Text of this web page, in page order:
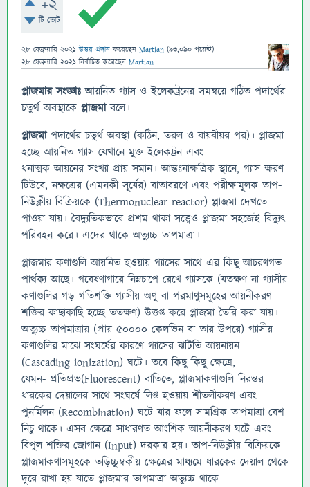
+2
টি ভোট
28 ফেব্রুয়ারি 2021 উত্তর প্রদান করেছেন Martian (93,090 পয়েন্ট)
28 ফেব্রুয়ারি 2021 নির্বাচিত করেছেন Martian
প্লাজমার সংজ্ঞাঃ আয়নিত গ্যাস ও ইলেকট্রনের সমন্বয়ে গঠিত পদার্থের
চতুর্থ অবস্থাকে প্লাজমাবলে।
প্লাজমাপদার্থের চতুর্থ অবস্থা (কঠিন, তরল ও বায়বীয়র পর)। প্লাজমা
হচ্ছে আয়নিত গ্যাস যেখানে মুক্ত ইলেকট্রন এবং
ধনাত্মক আয়নের সংখ্যা প্রায় সমান। আন্তঃনাক্ষত্রিক স্থানে, গ্যাস ক্ষরণ
টিউবে, নক্ষত্রের (এমনকী সূর্যের) বাতাবরণে এবং পরীক্ষামূলক তাপ-
নিউক্লীয় বিক্রিয়কে (Thermonuclear reactor) প্লাজমা দেখতে
পাওয়া যায়। বৈদ্যুতিকভাবে প্রশম থাকা সত্ত্বেও প্লাজমা সহজেই বিদ্যুৎ
পরিবহন করে। এদের থাকে অত্যুচ্চ তাপমাত্রা।
প্লাজমার কণাগুলি আয়নিত হওয়ায় গ্যাসের সাথে এর কিছু আচরণগত
পার্থক্য আছে। গবেষণাগারে নিম্নচাপে রেখে গ্যাসকে (যতক্ষণ না গ্যাসীয়
কণাগুলির গড় গতিশক্তি গ্যাসীয় অণু বা পরমাণুসমূহের আয়নীকরণ
শক্তির কাছাকাছি হচ্ছে ততক্ষণ) উত্তপ্ত করে প্লাজমা তৈরি করা যায়।
অত্যুচ্চ তাপমাত্রায় (প্রায় ৫০০০০ কেলভিন বা তার উপরে) গ্যাসীয়
কণাগুলির মাঝে সংঘর্ষের কারণে গ্যাসের ঝটিতি আয়নায়ন
(Cascading ionization) ঘটে। তবে কিছু কিছু ক্ষেত্রে,
যেমন- প্রতিপ্রভ(Fluorescent) বাতিতে, প্লাজমাকণাগুলি নিরন্তর
ধারকের দেয়ালের সাথে সংঘর্ষে লিপ্ত হওয়ায় শীতলীকরণ এবং
পুনর্মিলন (Recombination) ঘটে যার ফলে সামগ্রিক তাপমাত্রা বেশ
নিচু থাকে। এসব ক্ষেত্রে সাধারণত আংশিক আয়নীকরণ ঘটে এবং
বিপুল শক্তির জোগান (Input) দরকার হয়। তাপ-নিউক্লীয় বিক্রিয়কে
প্লাজমাকণাসমূহকে তড়িচ্চুম্বকীয় ক্ষেত্রের মাধ্যমে ধারকের দেয়াল থেকে
দূরে রাখা হয় যাতে প্লাজমার তাপমাত্রা অত্যুচ্চ থাকে